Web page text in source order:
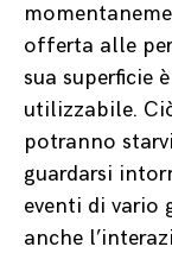
offerta alle
sua superficie
utilizzabile.
potranno
guardarsi
eventi di vario
anche